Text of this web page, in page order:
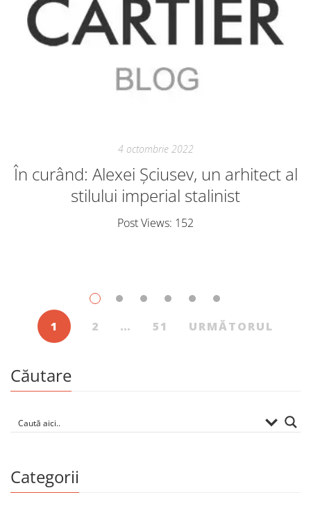
4 octombrie 2022
În curând: Alexei Șciusev, un arhitect al
stilului imperial stalinist
Post Views: 152
1 2 … 51 URMĂTORUL
Căutare
Categorii